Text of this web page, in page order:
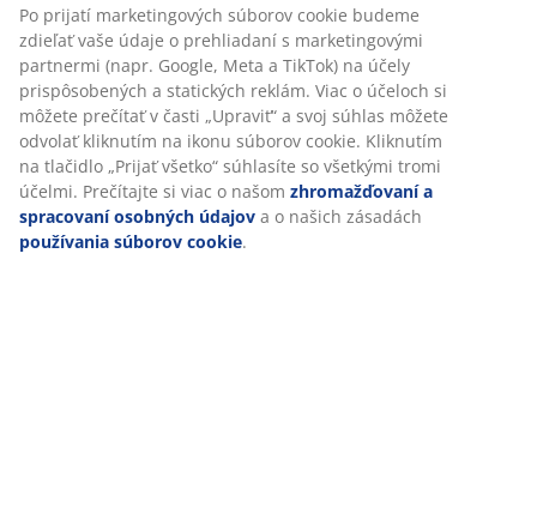
SKU: 3640308
Návod na montáž
Špecifikácie
Hodnotenia